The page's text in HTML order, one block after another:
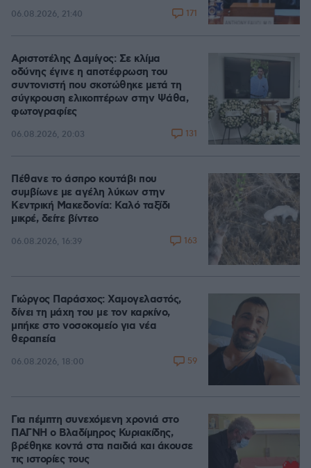
06.08.2026, 21:40 171
Αριστοτέλης Δαμίγος: Σε κλίμα
οδύνης έγινε η αποτέφρωση του
συντονιστή που σκοτώθηκε μετά τη
σύγκρουση ελικοπτέρων στην Ψάθα,
φωτογραφίες
06.08.2026, 20:03 131
Πέθανε το άσπρο κουτάβι που
συμβίωνε με αγέλη λύκων στην
Κεντρική Μακεδονία: Καλό ταξίδι
μικρέ, δείτε βίντεο
06.08.2026, 16:39 163
Γιώργος Παράσχος: Χαμογελαστός,
δίνει τη μάχη του με τον καρκίνο,
μπήκε στο νοσοκομείο για νέα
θεραπεία
06.08.2026, 18:00 59
Για πέμπτη συνεχόμενη χρονιά στο
ΠΑΓΝΗ ο Βλαδίμηρος Κυριακίδης,
βρέθηκε κοντά στα παιδιά και άκουσε
τις ιστορίες τους